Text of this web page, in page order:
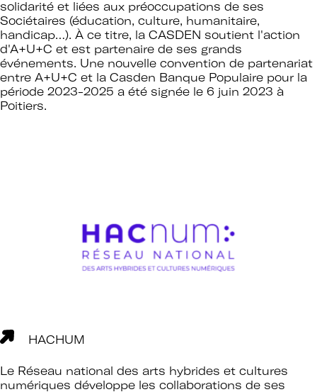
solidarité et liées aux préoccupations de ses
Sociétaires (éducation, culture, humanitaire,
handicap…). À ce titre, la CASDEN soutient l'action
d'A+U+C et est partenaire de ses grands
événements. Une nouvelle convention de partenariat
entre A+U+C et la Casden Banque Populaire pour la
période 2023-2025 a été signée le 6 juin 2023 à
Poitiers.
HACHUM
Le Réseau national des arts hybrides et cultures
numériques développe les collaborations de ses